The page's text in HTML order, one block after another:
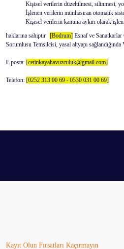
Kişisel verilerin düzeltilmesi, silinmesi,
İşlenen verilerin münhasıran otomatik
Kişisel verilerin kanuna aykırı olarak
haklarına sahiptir. [Bodrum] Esnaf ve Sanatkarlar
Sorumlusu Temsilcisi, yasal altyapı
E.posta: [cetinkayahavuzculuk@gmail.com]
Telefon: [0252 313 00 69 - 0530 031 00 69]
Kayıt Olun Fırsatları Kaçırmayın